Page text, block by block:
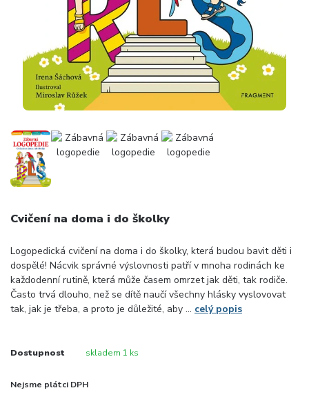
Cvičení na doma i do školky
Logopedická cvičení na doma i do školky, která budou bavit děti i
dospělé! Nácvik správné výslovnosti patří v mnoha rodinách ke
každodenní rutině, která může časem omrzet jak děti, tak rodiče.
Často trvá dlouho, než se dítě naučí všechny hlásky vyslovovat
tak, jak je třeba, a proto je důležité, aby ... celý popis
Dostupnost skladem 1 ks
Nejsme plátci DPH